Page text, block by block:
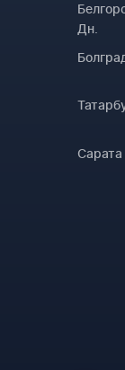
Дн.
Сарата